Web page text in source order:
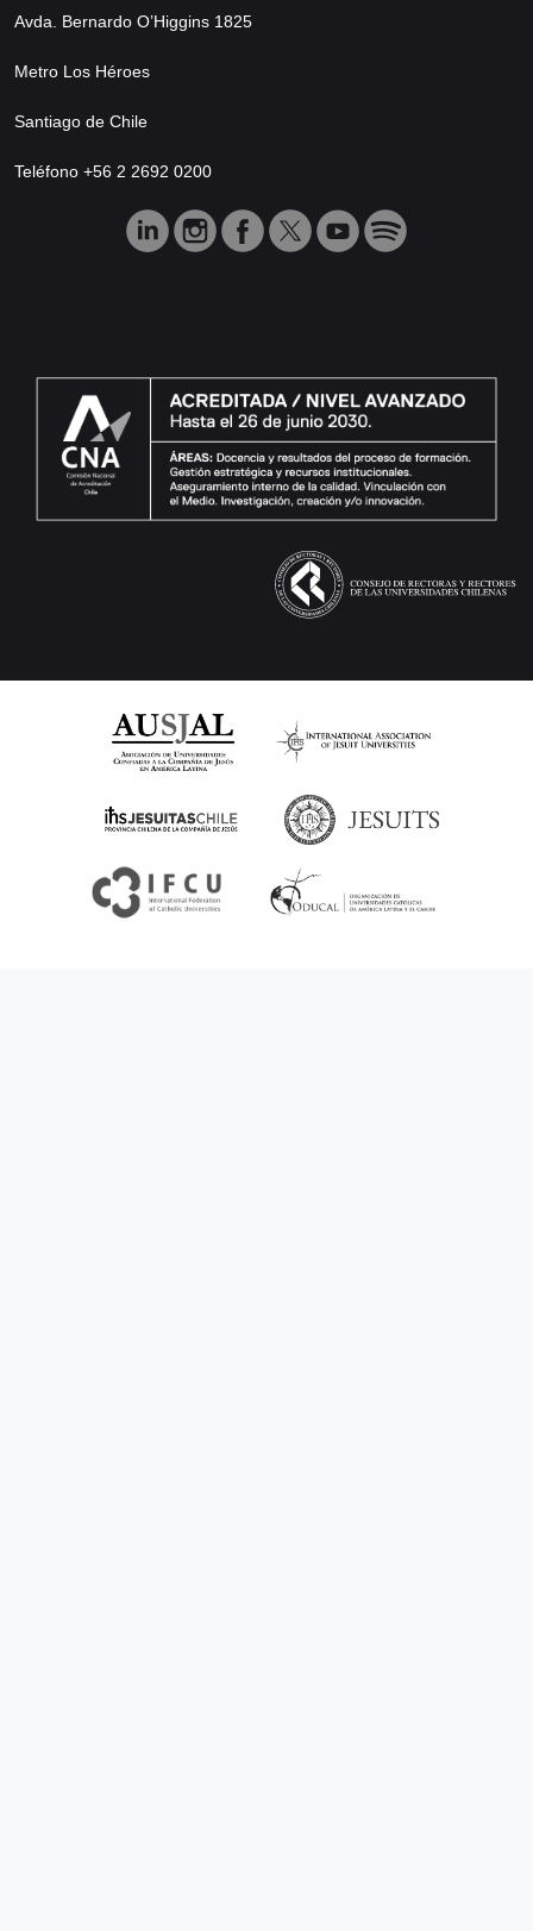
Avda. Bernardo O’Higgins 1825
Metro Los Héroes
Santiago de Chile
Teléfono +56 2 2692 0200